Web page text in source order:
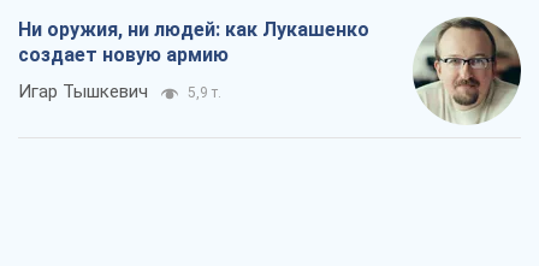
Ни оружия, ни людей: как Лукашенко
создает новую армию
Игар Тышкевич 5,9 т.